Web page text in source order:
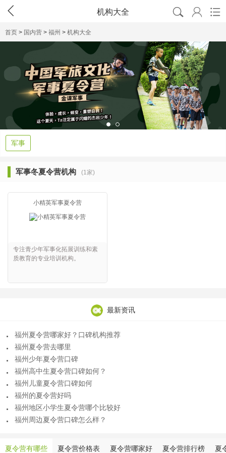
 机构大全   
首页 > 国内营 > 福州 > 机构大全
军事
军事冬夏令营机构 (1家)
小精英军事夏令营
专注青少年军事化拓展训练和素
质教育的专业培训机构。
最新资讯
福州夏令营哪家好？口碑机构推荐
福州夏令营去哪里
福州少年夏令营口碑
福州高中生夏令营口碑如何？
福州儿童夏令营口碑如何
福州的夏令营好吗
福州地区小学生夏令营哪个比较好
福州周边夏令营口碑怎么样？
夏令营有哪些 夏令营价格表 夏令营哪家好 夏令营排行榜 夏